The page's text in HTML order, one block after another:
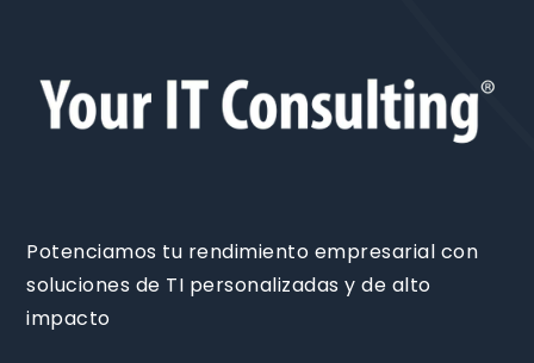
Potenciamos tu rendimiento empresarial con
soluciones de TI personalizadas y de alto
impacto